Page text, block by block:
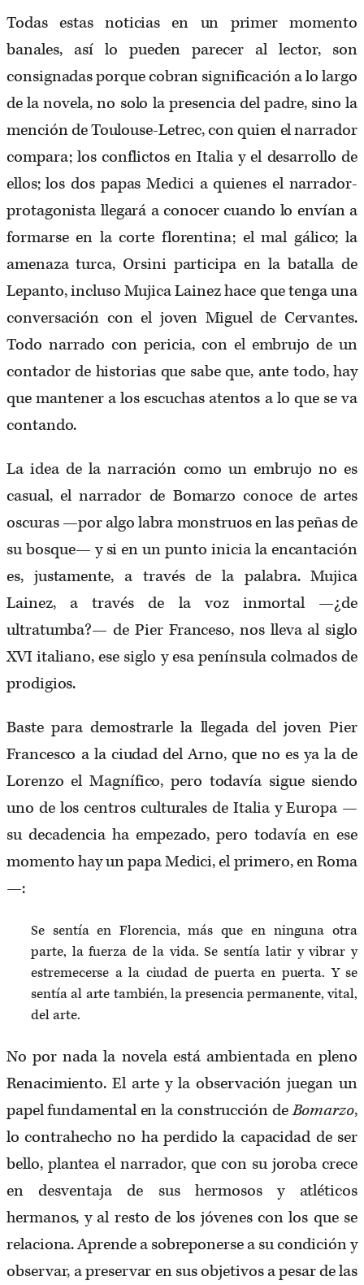
Todas estas noticias en un primer momento
banales, así lo pueden parecer al lector, son
consignadas porque cobran significación a lo largo
de la novela, no solo la presencia del padre, sino la
mención de Toulouse-Letrec, con quien el narrador
compara; los conflictos en Italia y el desarrollo de
ellos; los dos papas Medici a quienes el narrador-
protagonista llegará a conocer cuando lo envían a
formarse en la corte florentina; el mal gálico; la
amenaza turca, Orsini participa en la batalla de
Lepanto, incluso Mujica Lainez hace que tenga una
conversación con el joven Miguel de Cervantes.
Todo narrado con pericia, con el embrujo de un
contador de historias que sabe que, ante todo, hay
que mantener a los escuchas atentos a lo que se va
contando.
La idea de la narración como un embrujo no es
casual, el narrador de Bomarzo conoce de artes
oscuras —por algo labra monstruos en las peñas de
su bosque— y si en un punto inicia la encantación
es, justamente, a través de la palabra. Mujica
Lainez, a través de la voz inmortal —¿de
ultratumba?— de Pier Franceso, nos lleva al siglo
XVI italiano, ese siglo y esa península colmados de
prodigios.
Baste para demostrarle la llegada del joven Pier
Francesco a la ciudad del Arno, que no es ya la de
Lorenzo el Magnífico, pero todavía sigue siendo
uno de los centros culturales de Italia y Europa —
su decadencia ha empezado, pero todavía en ese
momento hay un papa Medici, el primero, en Roma
—:
Se sentía en Florencia, más que en ninguna otra
parte, la fuerza de la vida. Se sentía latir y vibrar y
estremecerse a la ciudad de puerta en puerta. Y se
sentía al arte también, la presencia permanente, vital,
del arte.
No por nada la novela está ambientada en pleno
Renacimiento. El arte y la observación juegan un
papel fundamental en la construcción deBomarzo,
lo contrahecho no ha perdido la capacidad de ser
bello, plantea el narrador, que con su joroba crece
en desventaja de sus hermosos y atléticos
hermanos, y al resto de los jóvenes con los que se
relaciona. Aprende a sobreponerse a su condición y
observar, a preservar en sus objetivos a pesar de las